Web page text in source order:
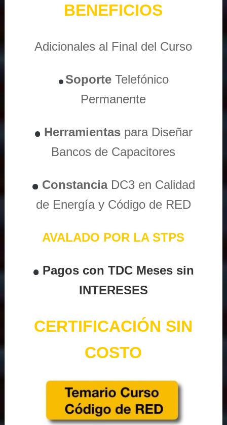
BENEFICIOS
Adicionales al Final del Curso
Soporte Telefónico
Permanente
Herramientas para Diseñar
Bancos de Capacitores
ConstanciaDC3 en Calidad
de Energía y Código de RED
AVALADO POR LA STPS
Pagos con TDC Meses sin
INTERESES
CERTIFICACIÓN SIN
COSTO